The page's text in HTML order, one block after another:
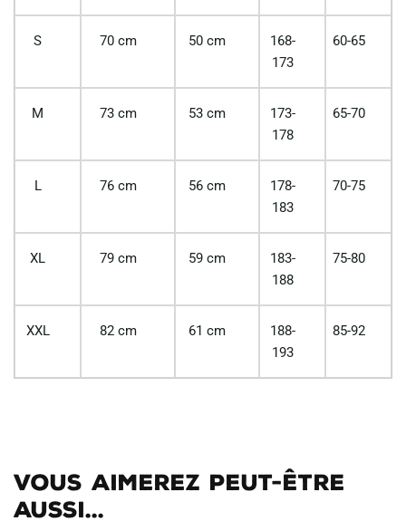
S 70 cm 50 cm
168-
173
60-65
M 73 cm 53 cm
173-
178
65-70
L 76 cm 56 cm
178-
183
70-75
XL 79 cm 59 cm
183-
188
75-80
XXL 82 cm 61 cm
188-
193
85-92
Vous aimerez peut-être
aussi...